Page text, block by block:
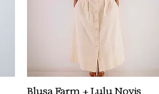
Visualização rápida
Blusa Farm + Lulu Novis